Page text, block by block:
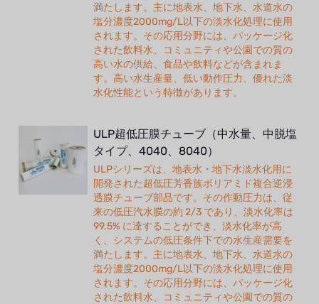
満たします。主に地表水、地下水、水道水の
塩分濃度2000mg/L以下の淡水化処理に使用
されます。その応用分野には、パッケージ化
された飲料水、コミュニティや公園での質の
高い水の供給、食品や飲料などが含まれま
す。高い水生産量、低い動作圧力、優れた淡
水化性能という特徴があります。
ULP超低圧膜チューブ（中水量、中脱塩
タイプ、4040、8040）
ULPシリーズは、地表水・地下水淡水化用に
開発された超低圧芳香族ポリアミド複合逆浸
透膜チューブ部品です。その作動圧力は、従
来の低圧汽水膜の約 2/3 であり、淡水化率は
99.5% に達することができ、淡水化率が高
く、システムの低圧条件下での水生産需要を
満たします。主に地表水、地下水、水道水の
塩分濃度2000mg/L以下の淡水化処理に使用
されます。その応用分野には、パッケージ化
された飲料水、コミュニティや公園での質の